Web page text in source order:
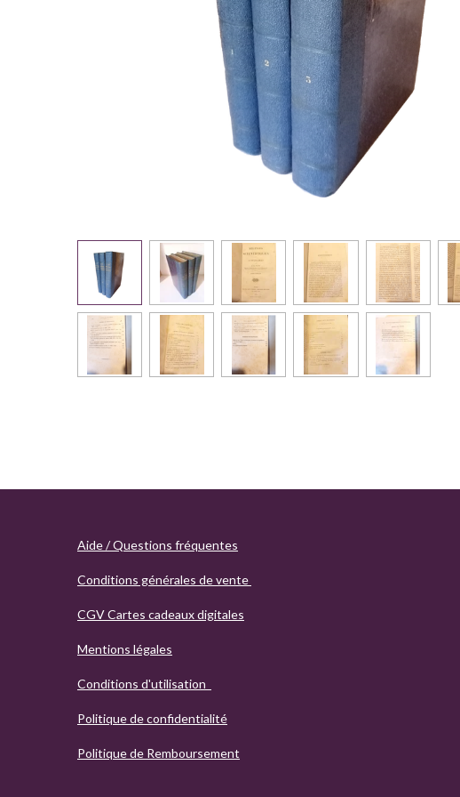
Aide / Questions fréquentes
Conditions générales de vente
CGV Cartes cadeaux digitales
Mentions légales
Conditions d'utilisation
Politique de confidentialité
Politique de Remboursement